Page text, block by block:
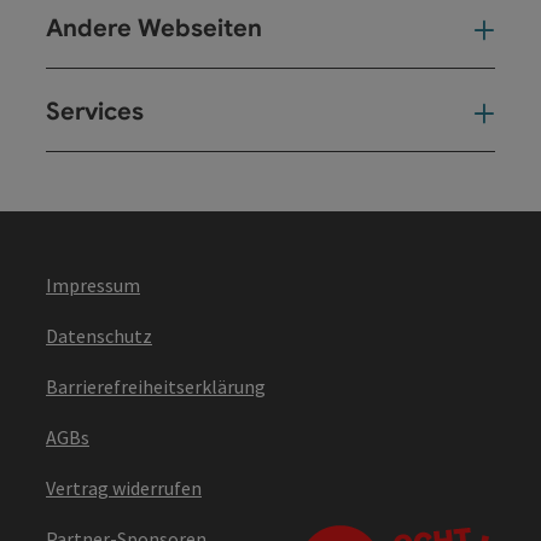
Andere Webseiten
Services
Impressum
Datenschutz
Barrierefreiheitserklärung
AGBs
Vertrag widerrufen